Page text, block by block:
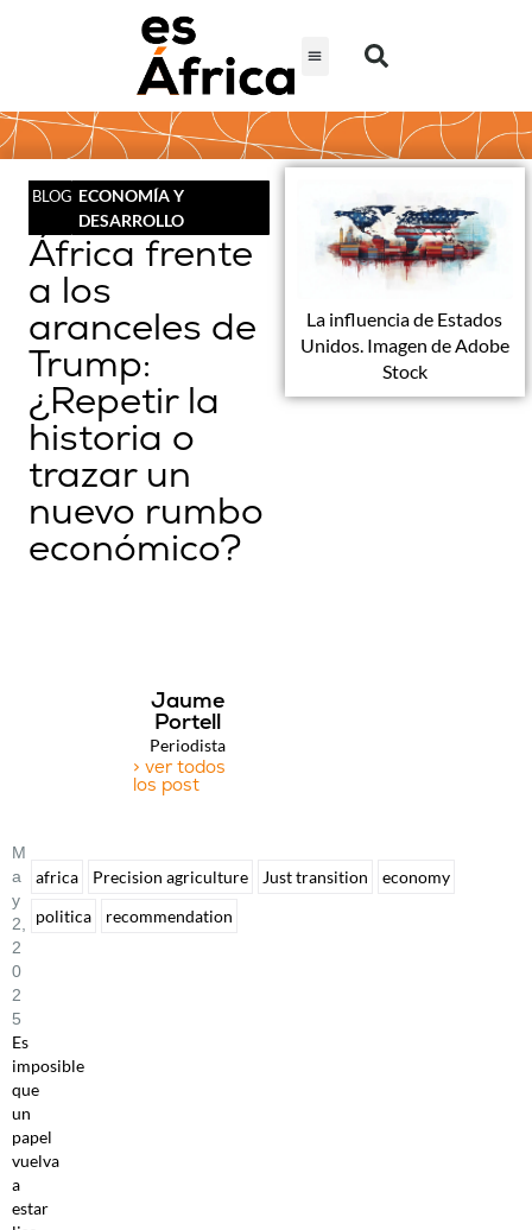
BLOG ECONOMÍA Y
DESARROLLO
África frente
a los
aranceles de
Trump:
¿Repetir la
historia o
trazar un
nuevo rumbo
económico?
La influencia de Estados
Unidos. Imagen de Adobe
Stock
Jaume
Portell
Periodista
> ver todos
los post
M
A
Y
2,
2
0
2
5
Es
imposible
que
un
papel
vuelva
a
estar
africa Precision agriculture Just transition
economy
politica
recommendation